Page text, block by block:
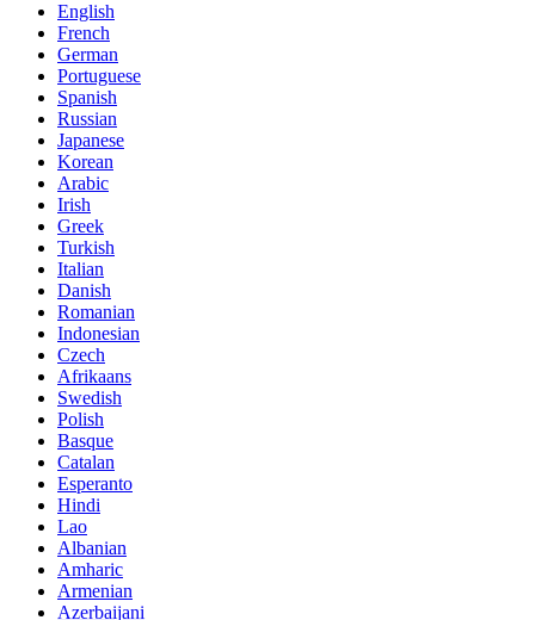
English
French
German
Portuguese
Spanish
Russian
Japanese
Korean
Arabic
Irish
Greek
Turkish
Italian
Danish
Romanian
Indonesian
Czech
Afrikaans
Swedish
Polish
Basque
Catalan
Esperanto
Hindi
Lao
Albanian
Amharic
Armenian
Azerbaijani